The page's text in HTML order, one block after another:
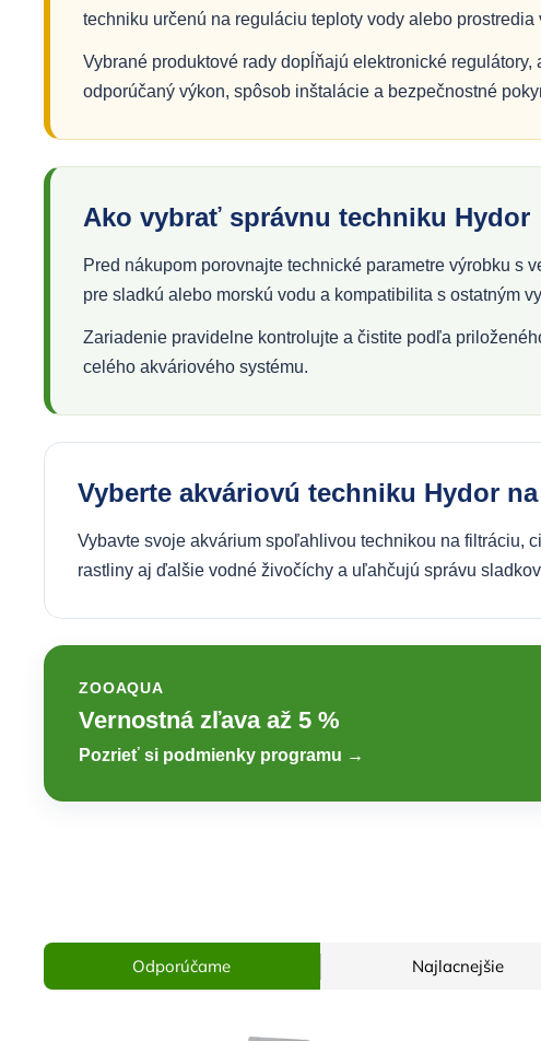
techniku určenú na reguláciu teploty vody alebo prostredia
Vybrané produktové rady dopĺňajú elektronické
odporúčaný výkon, spôsob inštalácie a bezpečnostné
Ako vybrať správnu techniku Hydor
Pred nákupom porovnajte technické parametre výrobku s
pre sladkú alebo morskú vodu a kompatibilita s ostatným
Zariadenie pravidelne kontrolujte a čistite podľa
celého akváriového systému.
Vyberte akváriovú techniku Hydor
Vybavte svoje akvárium spoľahlivou technikou na filtráciu,
rastliny aj ďalšie vodné živočíchy a uľahčujú správu
ZOOAQUA
Vernostná zľava až 5 %
Pozrieť si podmienky programu →
Odporúčame Najlacnejšie